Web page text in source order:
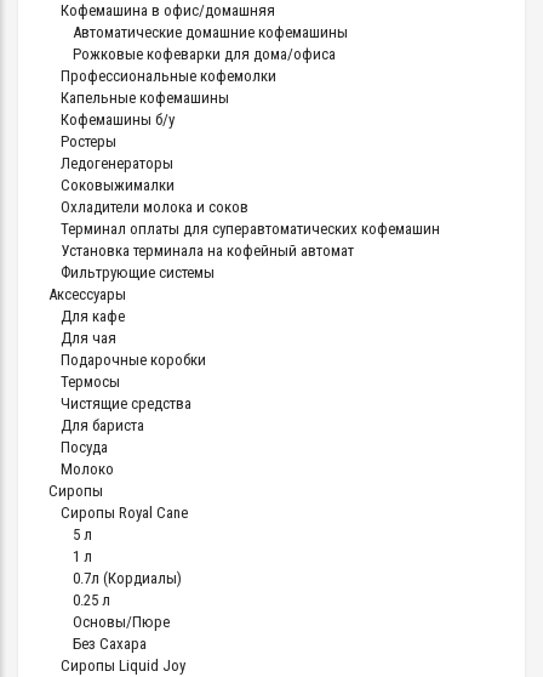
Кофемашина в офис/домашняя
Автоматические домашние кофемашины
Рожковые кофеварки для дома/офиса
Профессиональные кофемолки
Капельные кофемашины
Кофемашины б/у
Ростеры
Ледогенераторы
Соковыжималки
Охладители молока и соков
Терминал оплаты для суперавтоматических кофемашин
Установка терминала на кофейный автомат
Фильтрующие системы
Аксессуары
Для кафе
Для чая
Подарочные коробки
Термосы
Чистящие средства
Для бариста
Посуда
Молоко
Сиропы
Сиропы Royal Cane
5 л
1 л
0.7л (Кордиалы)
0.25 л
Основы/Пюре
Без Сахара
Сиропы Liquid Joy